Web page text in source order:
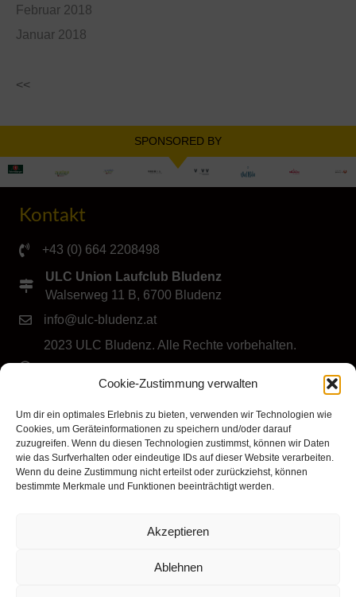
Cookie-Zustimmung verwalten
Um dir ein optimales Erlebnis zu bieten, verwenden wir Technologien wie
Cookies, um Geräteinformationen zu speichern und/oder darauf
zuzugreifen. Wenn du diesen Technologien zustimmst, können wir Daten
wie das Surfverhalten oder eindeutige IDs auf dieser Website verarbeiten.
Wenn du deine Zustimmung nicht erteilst oder zurückziehst, können
bestimmte Merkmale und Funktionen beeinträchtigt werden.
Akzeptieren
Ablehnen
Februar 2018
Januar 2018
<<
SPONSORED BY
Kontakt
+43 (0) 664 2208498
ULC Union Laufclub Bludenz
Walserweg 11 B, 6700 Bludenz
info@ulc-bludenz.at
2023 ULC Bludenz. Alle Rechte vorbehalten.
Folge dem ULC Bludenz
Klicke hier, um Marketing-Cookies zu